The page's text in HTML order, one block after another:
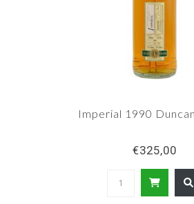
Imperial 1990
€325,00